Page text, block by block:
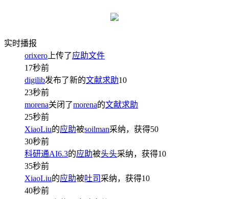
实时播报
orixero 上传了应助文件
17秒前
digilib发布了新的文献求助10
23秒前
morena关闭了morena的文献求助
25秒前
XiaoLiu的应助被soilman采纳，获得50
30秒前
科研通AI6.3的应助被头头采纳，获得10
35秒前
XiaoLiu的应助被吐司 采纳，获得10
40秒前